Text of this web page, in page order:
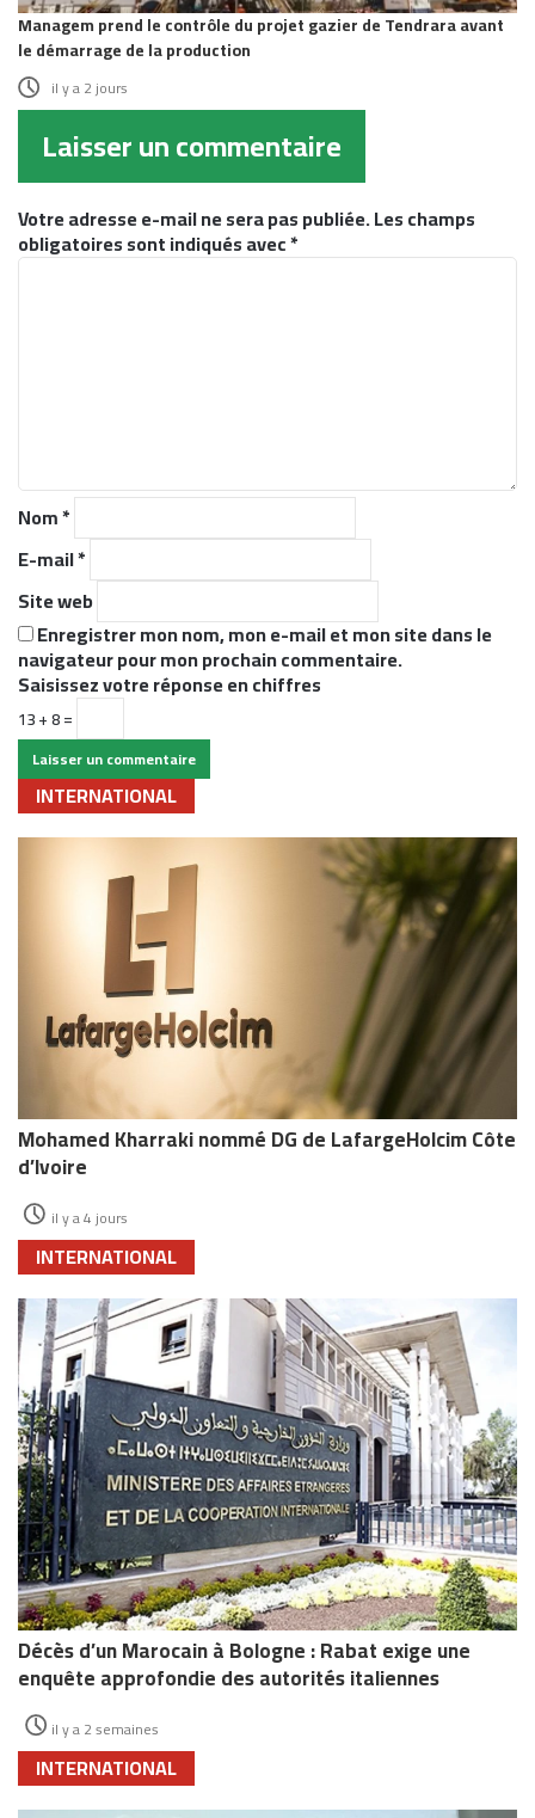
Managem prend le contrôle du projet gazier de Tendrara avant
le démarrage de la production
il y a 2 jours
Laisser un commentaire
Votre adresse e-mail ne sera pas publiée.Les champs
obligatoires sont indiqués avec*
C
r
e
*
Nom*
E-mail*
Site web
Enregistrer mon nom, mon e-mail et mon site dans le
navigateur pour mon prochain commentaire.
Saisissez votre réponse en chiffres
13 + 8 =
INTERNATIONAL
Mohamed Kharraki nommé DG de LafargeHolcim Côte
d’Ivoire
il y a 4 jours
INTERNATIONAL
Décès d’un Marocain à Bologne : Rabat exige une
enquête approfondie des autorités italiennes
il y a 2 semaines
INTERNATIONAL